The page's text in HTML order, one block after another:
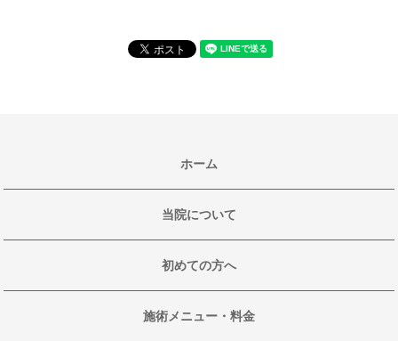
ホーム
当院について
初めての方へ
施術メニュー・料金